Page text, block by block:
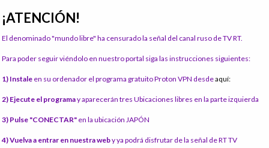
¡ATENCIÓN!
El denominado "mundo libre" ha censurado la señal del canal ruso de TV RT.
Para poder seguir viéndolo en nuestro portal siga las instrucciones siguientes:
1) Instale en su ordenador el programa gratuito Proton VPN desdeaquí:
2) Ejecute el programay aparecerán tres Ubicaciones libres en la parte izquierda
3) Pulse "CONECTAR" en la ubicación JAPÓN
4) Vuelva a entrar en nuestra weby ya podrá disfrutar de la señal de RT TV